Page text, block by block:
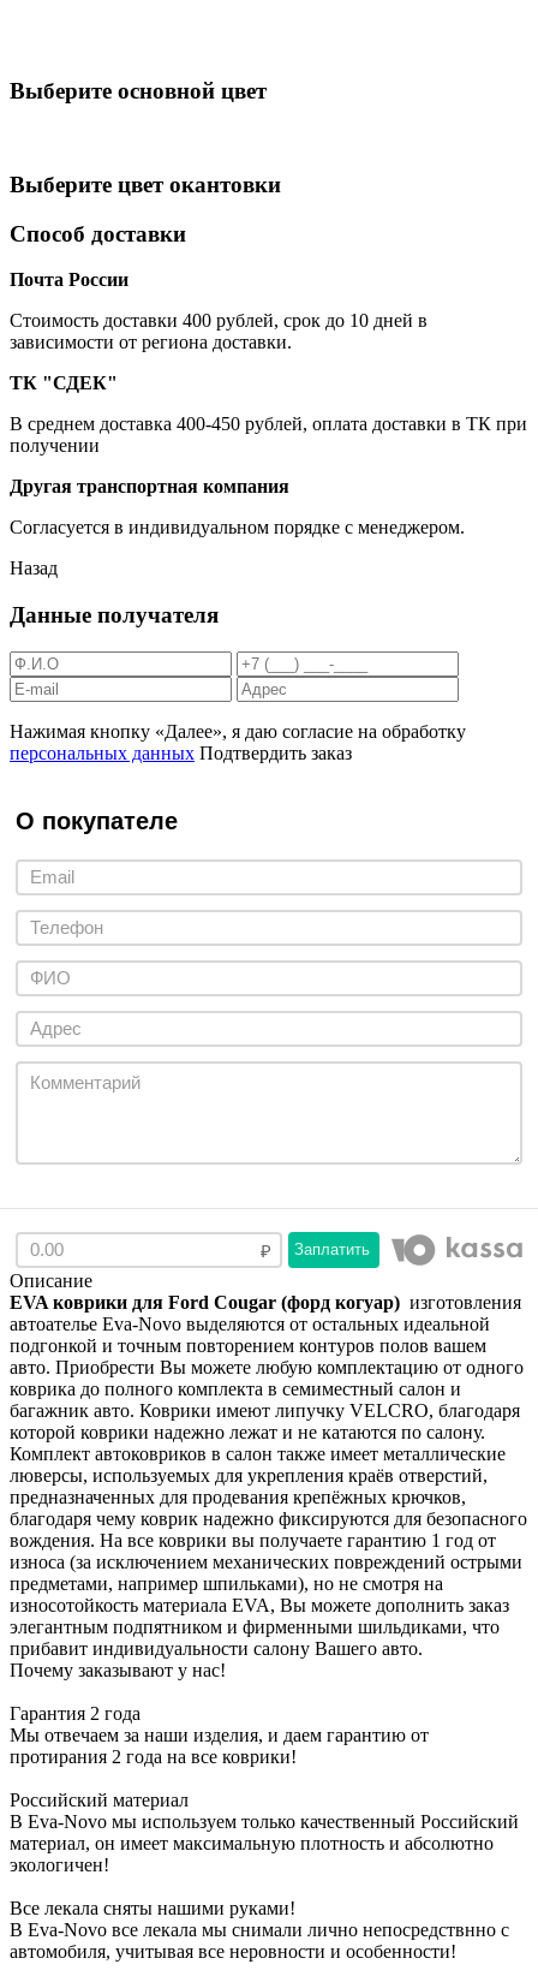
Выберите oсновной цвет
Выберите цвет окантовки
Способ доставки
Почта России
Cтоимость доставки 400 рублей, срок до 10 дней в
зависимости от региона доставки.
ТК "СДЕК"
В среднем доставка 400-450 рублей, оплата доставки в ТК при
получении
Другая транспортная компания
Согласуется в индивидуальном порядке с менеджером.
Назад
Данные получателя
Нажимая кнопку «Далее», я даю согласие на обработку
персональных данных Подтвердить заказ
О покупателе
Заплатить
Описание
EVA коврики для Ford Cougar (форд когуар) изготовления
автоателье Eva-Novo выделяются от остальных идеальной
подгонкой и точным повторением контуров полов вашем
авто. Приобрести Вы можете любую комплектацию от одного
коврика до полного комплекта в семиместный салон и
багажник авто. Коврики имеют липучку VELCRO, благодаря
которой коврики надежно лежат и не катаются по салону.
Комплект автоковриков в салон также имеет металлические
люверсы, используемых для укрепления краёв отверстий,
предназначенных для продевания крепёжных крючков,
благодаря чему коврик надежно фиксируются для безопасного
вождения. На все коврики вы получаете гарантию 1 год от
износа (за исключением механических повреждений острыми
предметами, например шпильками), но не смотря на
износотойкость материала EVA, Вы можете дополнить заказ
элегантным подпятником и фирменными шильдиками, что
прибавит индивидуальности салону Вашего авто.
Почему заказывают у нас!
Гарантия 2 года
Мы отвечаем за наши изделия, и даем гарантию от
протирания 2 года на все коврики!
Российский материал
В Eva-Novo мы используем только качественный Российский
материал, он имеет максимальную плотность и абсолютно
экологичен!
Все лекала сняты нашими руками!
В Eva-Novo все лекала мы снимали лично непосредствнно с
автомобиля, учитывая все неровности и особенности!